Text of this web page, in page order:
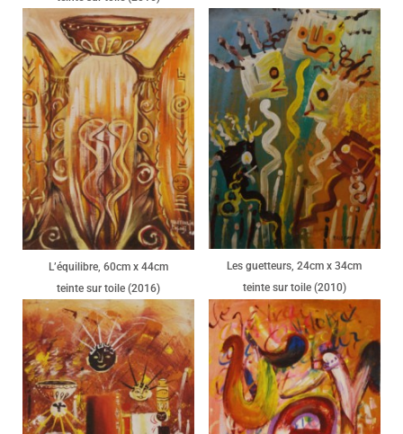
L’équilibre, 60cm x 44cm
teinte sur toile (2016)
Les guetteurs, 24cm x 34cm
teinte sur toile (2010)